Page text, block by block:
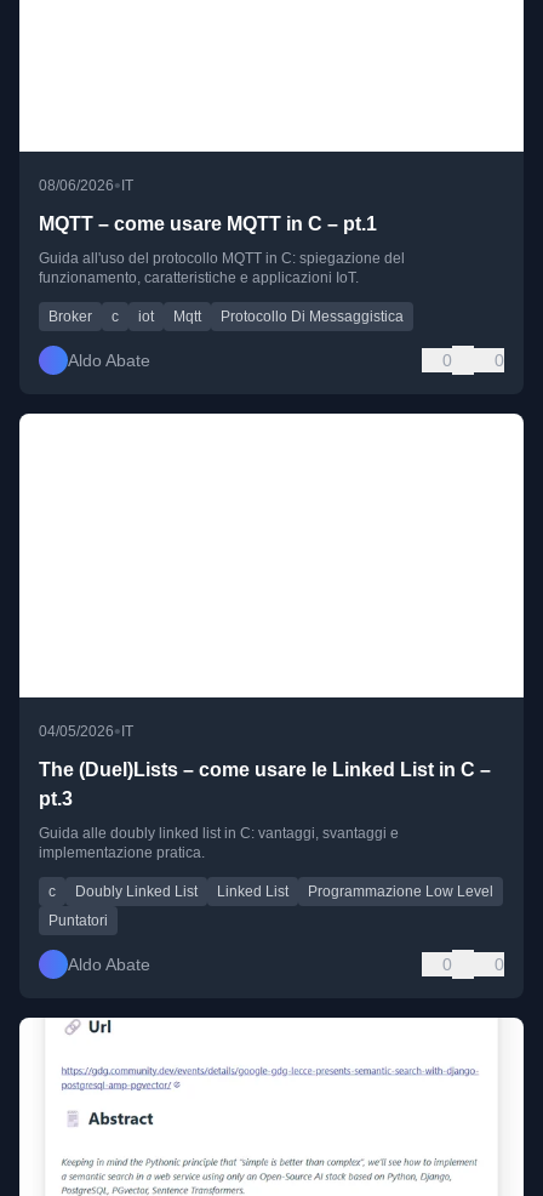
08/06/2026• IT
MQTT – come usare MQTT in C – pt.1
Guida all'uso del protocollo MQTT in C: spiegazione del
funzionamento, caratteristiche e applicazioni IoT.
Broker c iot Mqtt Protocollo Di Messaggistica
Aldo Abate 0 0
04/05/2026• IT
The (Duel)Lists – come usare le Linked List in C –
pt.3
Guida alle doubly linked list in C: vantaggi, svantaggi e
implementazione pratica.
c Doubly Linked List Linked List
Programmazione Low Level
Puntatori
Aldo Abate 0 0